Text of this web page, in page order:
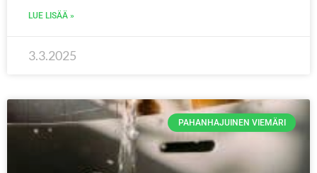
LUE LISÄÄ »
3.3.2025
PAHANHAJUINEN VIEMÄRI